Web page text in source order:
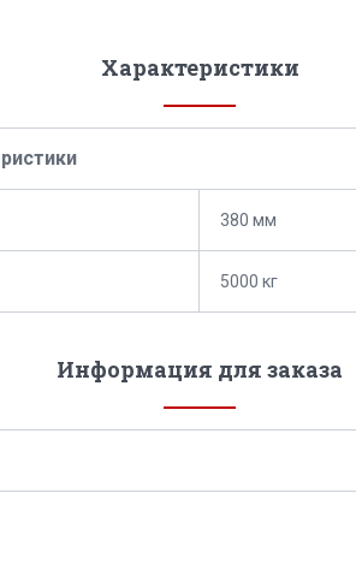
Характеристики
380 мм
5000 кг
Информация для заказа